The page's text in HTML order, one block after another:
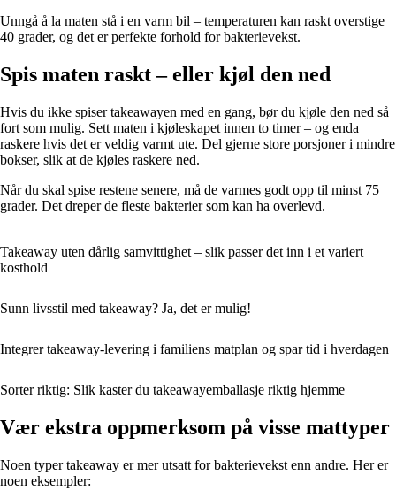
Unngå å la maten stå i en varm bil – temperaturen kan raskt overstige
40 grader, og det er perfekte forhold for bakterievekst.
Spis maten raskt – eller kjøl den ned
Hvis du ikke spiser takeawayen med en gang, bør du kjøle den ned så
fort som mulig. Sett maten i kjøleskapet innen to timer – og enda
raskere hvis det er veldig varmt ute. Del gjerne store porsjoner i mindre
bokser, slik at de kjøles raskere ned.
Når du skal spise restene senere, må de varmes godt opp til minst 75
grader. Det dreper de fleste bakterier som kan ha overlevd.
Takeaway uten dårlig samvittighet – slik passer det inn i et variert
kosthold
Sunn livsstil med takeaway? Ja, det er mulig!
Integrer takeaway-levering i familiens matplan og spar tid i hverdagen
Sorter riktig: Slik kaster du takeawayemballasje riktig hjemme
Vær ekstra oppmerksom på visse mattyper
Noen typer takeaway er mer utsatt for bakterievekst enn andre. Her er
noen eksempler: